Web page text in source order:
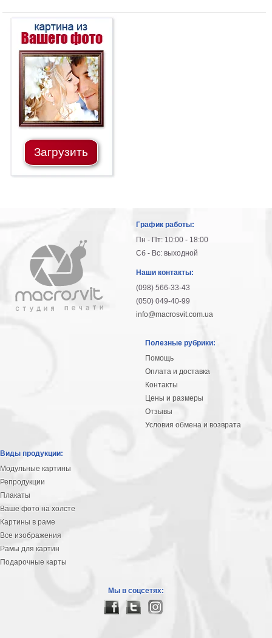
Загрузить
График работы:
Пн - Пт: 10:00 - 18:00
Сб - Вс: выходной
Наши контакты:
(098) 566-33-43
(050) 049-40-99
info@macrosvit.com.ua
Полезные рубрики:
Помощь
Оплата и доставка
Контакты
Цены и размеры
Отзывы
Условия обмена и возврата
Виды продукции:
Модульные картины
Репродукции
Плакаты
Ваше фото на холсте
Картины в раме
Все изображения
Рамы для картин
Подарочные карты
Мы в соцсетях: